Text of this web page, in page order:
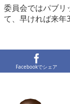
委員会ではパブリ
て、早ければ来年
Facebookでシェア